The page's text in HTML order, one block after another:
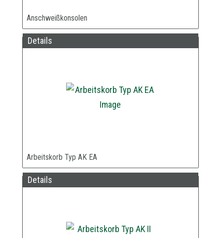
Anschweißkonsolen
Details
Arbeitskorb Typ AK EA
Details